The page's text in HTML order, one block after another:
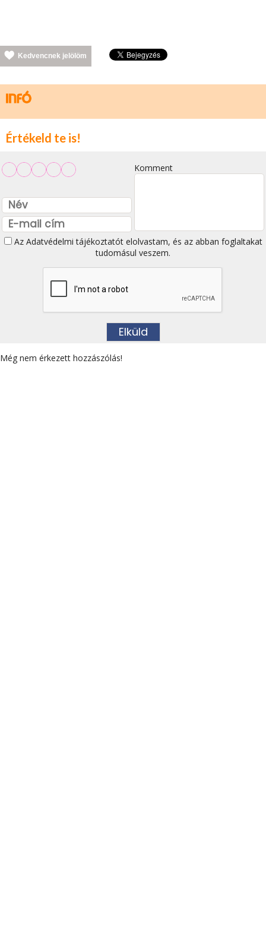
Kedvencnek jelölöm
Értékeld te is!
Komment
Az Adatvédelmi tájékoztatótelolvastam, és az abban foglaltakat
tudomásul veszem.
Még nem érkezett hozzászólás!